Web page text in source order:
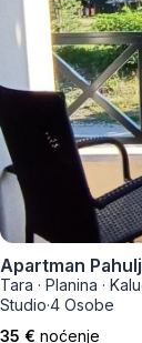
Apartman
Tara · Planina ·
Studio·4 Osobe
35 € noćenje